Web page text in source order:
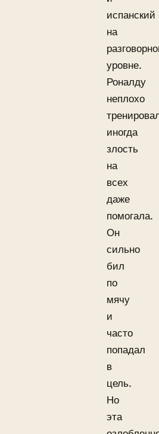
испанский
на
уровне.
Роналду
неплохо
иногда
злость
на
всех
даже
помогала.
Он
сильно
бил
по
мячу
и
часто
попадал
в
цель.
Но
эта